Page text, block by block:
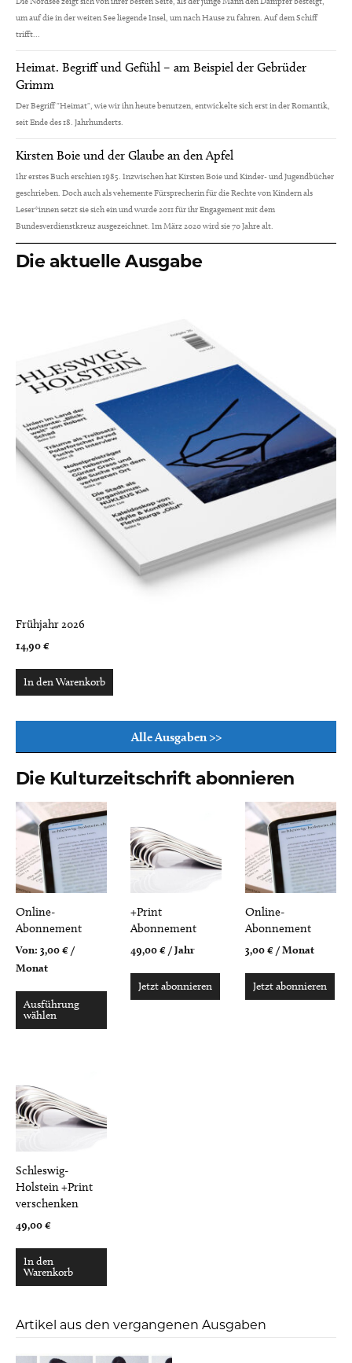
Die Kulturzeitschrift abonnieren
Online-
Abonnement
Von: 3,00€ /
Monat
Ausführung
wählen
+Print
Abonnement
49,00€ / Jahr
Jetzt abonnieren
Online-
Abonnement
3,00€ / Monat
Jetzt abonnieren
Schleswig-
Holstein +Print
verschenken
49,00€
In den
Warenkorb
Artikel aus den vergangenen Ausgaben
um auf die in der weiten See liegende Insel, um nach Hause zu fahren. Auf dem Schiff
trifft...
Heimat. Begriff und Gefühl – am Beispiel der Gebrüder
Grimm
Der Begriff "Heimat", wie wir ihn heute benutzen, entwickelte sich erst in der Romantik,
seit Ende des 18. Jahrhunderts.
Kirsten Boie und der Glaube an den Apfel
Ihr erstes Buch erschien 1985. Inzwischen hat Kirsten Boie und Kinder- und Jugendbücher
geschrieben. Doch auch als vehemente Fürsprecherin für die Rechte von Kindern als
Leser*innen setzt sie sich ein und wurde 2011 für ihr Engagement mit dem
Bundesverdienstkreuz ausgezeichnet. Im März 2020 wird sie 70 Jahre alt.
Die aktuelle Ausgabe
Frühjahr 2026
14,90€
In den Warenkorb
Alle Ausgaben >>